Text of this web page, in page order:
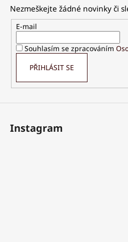
Nezmeškejte žádné novinky či
E-mail
Souhlasím se zpracováním
PŘIHLÁSIT SE
Instagram